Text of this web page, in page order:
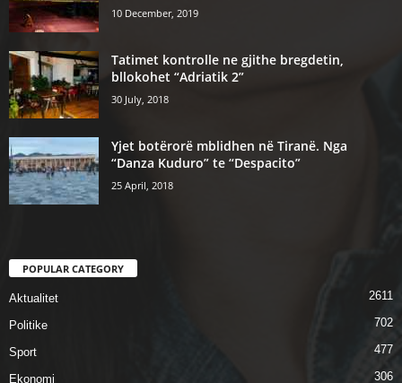
10 December, 2019
Tatimet kontrolle ne gjithe bregdetin,
bllokohet “Adriatik 2”
30 July, 2018
Yjet botërorë mblidhen në Tiranë. Nga
“Danza Kuduro” te “Despacito”
25 April, 2018
POPULAR CATEGORY
Aktualitet 2611
Politike 702
Sport 477
Ekonomi 306